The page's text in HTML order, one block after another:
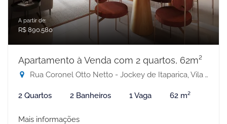
A partir de:
R$ 890.580
Apartamento à Venda com 2 quartos, 62m²
Rua Coronel Otto Netto - Jockey de Itaparica, Vila Velha-ES
2 Quartos 2 Banheiros 1 Vaga 62 m²
Mais informações